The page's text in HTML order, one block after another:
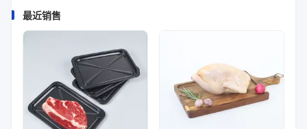
最近销售